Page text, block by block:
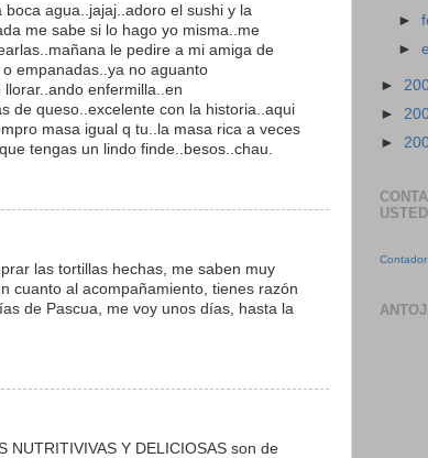
agua..jajaj..adoro el sushi y la
me sabe si lo hago yo misma..me
le pedire a mi amiga de
empanadas..ya no aguanto
enfermilla..en
de queso..excelente con la historia..aqui
masa igual q tu..la masa rica a veces
tengas un lindo finde..besos..chau.
las tortillas hechas, me saben muy
cuanto al acompañamiento, tienes razón
de Pascua, me voy unos días, hasta la
NUTRITIVIVAS Y DELICIOSAS son de
►
►
►
►
►